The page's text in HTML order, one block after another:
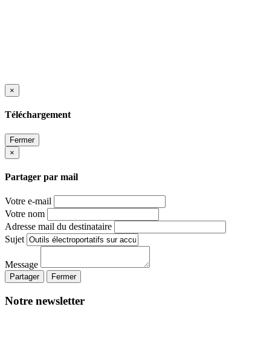
×
Téléchargement
Fermer
×
Partager par mail
Votre e-mail
Votre nom
Adresse mail du destinataire
Sujet
Message
Partager Fermer
Notre newsletter